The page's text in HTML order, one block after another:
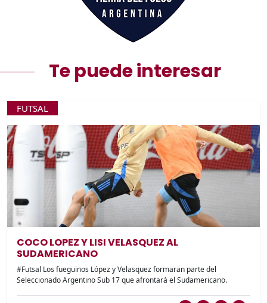
Te puede interesar
FUTSAL
COCO LOPEZ Y LISI VELASQUEZ AL
SUDAMERICANO
#Futsal Los fueguinos López y Velasquez formaran parte del
Seleccionado Argentino Sub 17 que afrontará el Sudamericano.